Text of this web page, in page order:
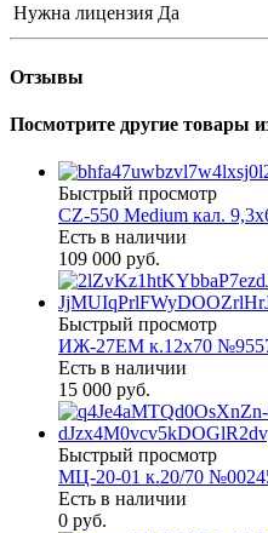
Нужна лицензия Да
Отзывы
Посмотрите другие товары
Быстрый просмотр
CZ-550 Medium кал.
Есть в наличии
109 000 руб.
Быстрый просмотр
ИЖ-27ЕМ к.12х70
Есть в наличии
15 000 руб.
Быстрый просмотр
МЦ-20-01 к.20/70
Есть в наличии
0 руб.